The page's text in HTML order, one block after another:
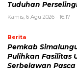
Tuduhan
Kamis, 6 Agu 2026 - 16:17
Berita
Pemkab
Pulihkan Fasilitas
Serbelawan